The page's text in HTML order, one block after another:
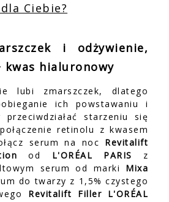
Ciebie?
i odżywienie,
kwas hialuronowy
lubi zmarszczek, dlatego
ich powstawaniu i
przeciwdziałać starzeniu się
retinolu z kwasem
serum na noc Revitalift
od L'ORÉAL PARIS z
serum od marki Mixa
do twarzy z 1,5% czystego
Revitalift Filler L'ORÉAL